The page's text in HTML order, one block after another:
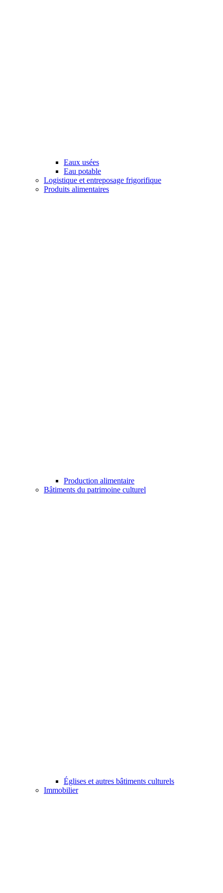
Eaux usées
Eau potable
Logistique et entreposage frigorifique
Produits alimentaires
Production alimentaire
Bâtiments du patrimoine culturel
Églises et autres bâtiments culturels
Immobilier